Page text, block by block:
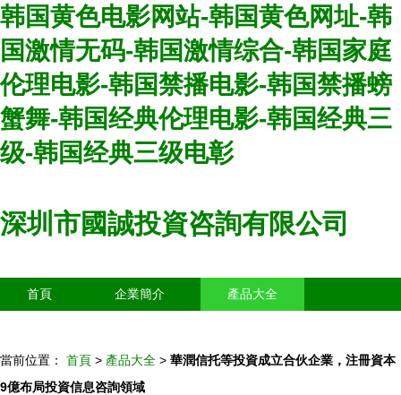
韩国黄色电影网站-韩国黄色网址-韩
国激情无码-韩国激情综合-韩国家庭
伦理电影-韩国禁播电影-韩国禁播螃
蟹舞-韩国经典伦理电影-韩国经典三
级-韩国经典三级电彰
深圳市國誠投資咨詢有限公司
首頁 企業簡介 產品大全
當前位置： 首頁 > 產品大全 > 華潤信托等投資成立合伙企業，注冊資本
9億布局投資信息咨詢領域